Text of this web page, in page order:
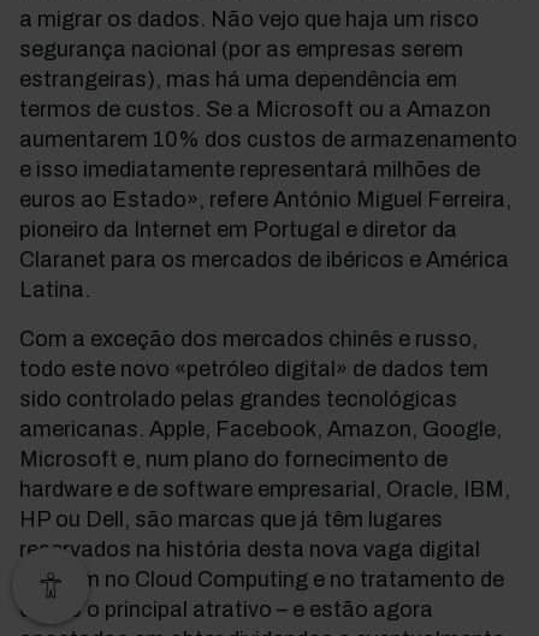
a migrar os dados. Não vejo que haja um risco
segurança nacional (por as empresas serem
estrangeiras), mas há uma dependência em
termos de custos. Se a Microsoft ou a Amazon
aumentarem 10% dos custos de armazenamento
e isso imediatamente representará milhões de
euros ao Estado», refere António Miguel Ferreira,
pioneiro da Internet em Portugal e diretor da
Claranet para os mercados de ibéricos e América
Latina.
Com a exceção dos mercados chinês e russo,
todo este novo «petróleo digital» de dados tem
sido controlado pelas grandes tecnológicas
americanas. Apple, Facebook, Amazon, Google,
Microsoft e, num plano do fornecimento de
hardware e de software empresarial, Oracle, IBM,
HP ou Dell, são marcas que já têm lugares
reservados na história desta nova vaga digital
que tem no Cloud Computing e no tratamento de
dados o principal atrativo – e estão agora